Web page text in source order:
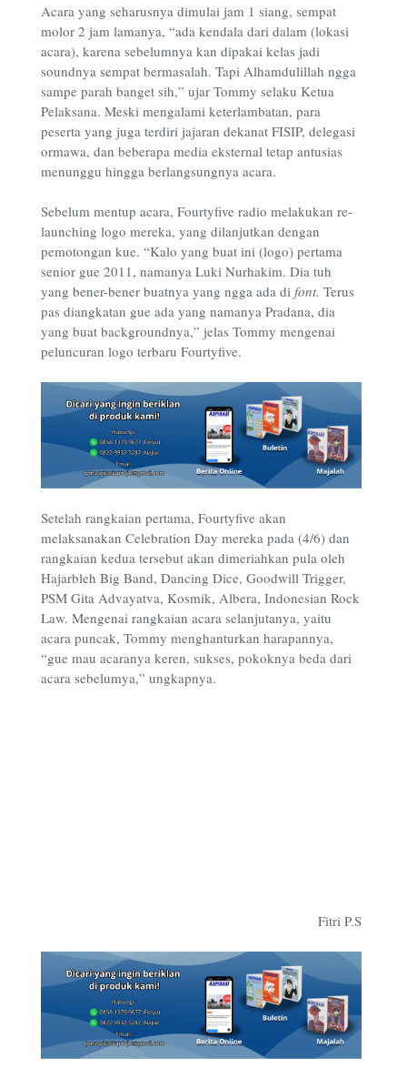
Acara yang seharusnya dimulai jam 1 siang, sempat
molor 2 jam lamanya, “ada kendala dari dalam (lokasi
acara), karena sebelumnya kan dipakai kelas jadi
soundnya sempat bermasalah. Tapi Alhamdulillah ngga
sampe parah banget sih,” ujar Tommy selaku Ketua
Pelaksana. Meski mengalami keterlambatan, para
peserta yang juga terdiri jajaran dekanat FISIP, delegasi
ormawa, dan beberapa media eksternal tetap antusias
menunggu hingga berlangsungnya acara.
Sebelum mentup acara, Fourtyfive radio melakukan re-
launching logo mereka, yang dilanjutkan dengan
pemotongan kue. “Kalo yang buat ini (logo) pertama
senior gue 2011, namanya Luki Nurhakim. Dia tuh
yang bener-bener buatnya yang ngga ada di font. Terus
pas diangkatan gue ada yang namanya Pradana, dia
yang buat backgroundnya,” jelas Tommy mengenai
peluncuran logo terbaru Fourtyfive.
Setelah rangkaian pertama, Fourtyfive akan
melaksanakan Celebration Day mereka pada (4/6) dan
rangkaian kedua tersebut akan dimeriahkan pula oleh
Hajarbleh Big Band, Dancing Dice, Goodwill Trigger,
PSM Gita Advayatva, Kosmik, Albera, Indonesian Rock
Law. Mengenai rangkaian acara selanjutanya, yaitu
acara puncak, Tommy menghanturkan harapannya,
“gue mau acaranya keren, sukses, pokoknya beda dari
acara sebelumya,” ungkapnya.
Fitri P.S